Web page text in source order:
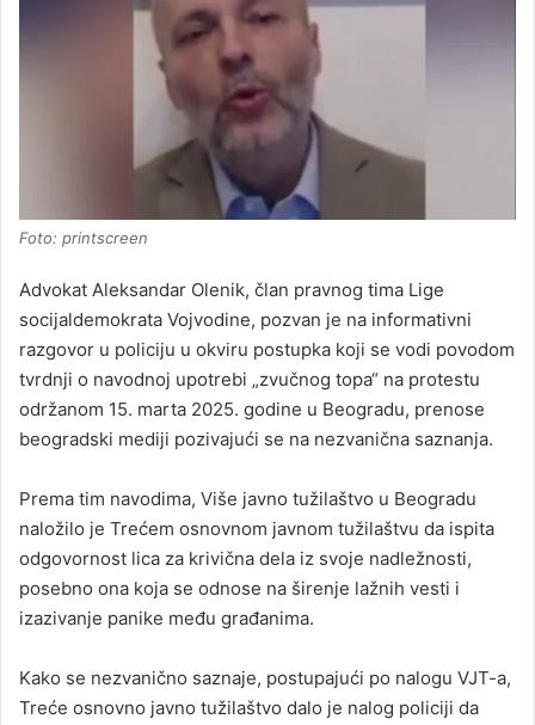
Foto: printscreen
Advokat Aleksandar Olenik, član pravnog tima Lige
socijaldemokrata Vojvodine, pozvan je na informativni
razgovor u policiju u okviru postupka koji se vodi povodom
tvrdnji o navodnoj upotrebi „zvučnog topa“ na protestu
održanom 15. marta 2025. godine u Beogradu, prenose
beogradski mediji pozivajući se na nezvanična saznanja.
Prema tim navodima, Više javno tužilaštvo u Beogradu
naložilo je Trećem osnovnom javnom tužilaštvu da ispita
odgovornost lica za krivična dela iz svoje nadležnosti,
posebno ona koja se odnose na širenje lažnih vesti i
izazivanje panike među građanima.
Kako se nezvanično saznaje, postupajući po nalogu VJT-a,
Treće osnovno javno tužilaštvo dalo je nalog policiji da